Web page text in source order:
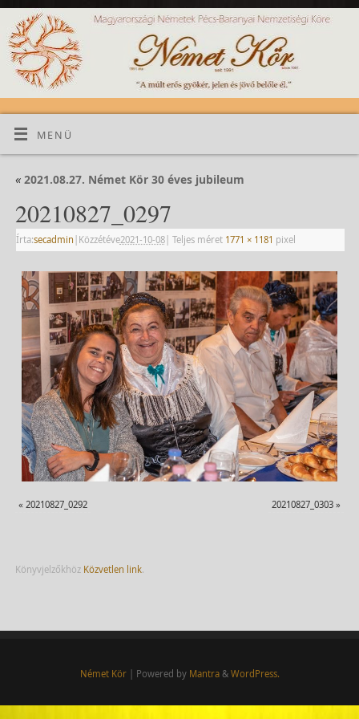
MENÜ
«2021.08.27. Német Kör 30 éves jubileum
20210827_0297
Írta:secadmin | Közzétéve2021-10-08| Teljes méret 1771 × 1181 pixel
« 20210827_0292 20210827_0303 »
Könyvjelzőkhöz Közvetlen link.
Német Kör| Powered by Mantra& WordPress.